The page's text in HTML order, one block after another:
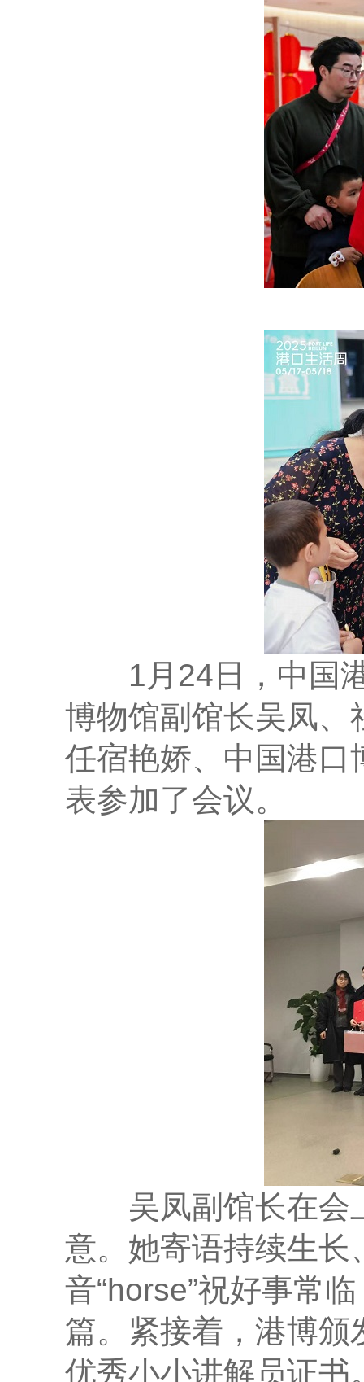
1月24日，中国港
博物馆副馆长吴凤、
任宿艳娇、中国港口
表参加了会议。
吴凤副馆长在会上
意。她寄语持续生长
音“horse”祝好事常
篇。紧接着，港博
优秀小小讲解员证书